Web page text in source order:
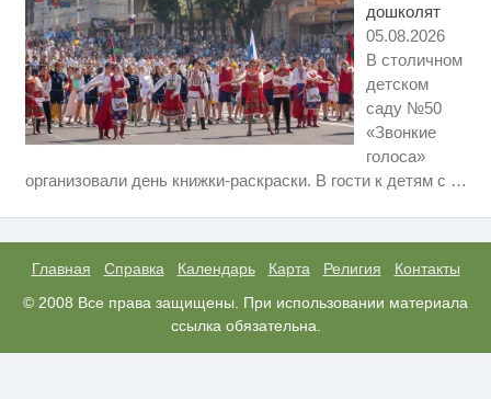
дошколят
05.08.2026
В столичном
детском
саду №50
«Звонкие
голоса»
организовали день книжки-раскраски. В гости к детям с …
Главная Справка Календарь Карта Религия
Контакты
© 2008 Все права защищены. При использовании материала
ссылка обязательна.
вы будете в шоке от увиденного
i
Королева вагона отожгла! Видео
не оставит равнодушным